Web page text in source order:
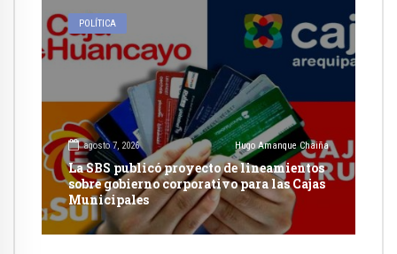
POLÍTICA
agosto 7, 2026 Hugo Amanque Chaiña
La SBS publicó proyecto de lineamientos
sobre gobierno corporativo para las Cajas
Municipales